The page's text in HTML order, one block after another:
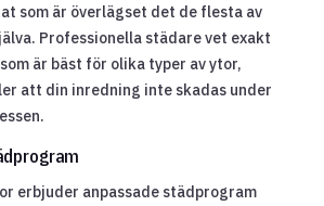
som är överlägset det de flesta av
Professionella städare vet exakt
är bäst för olika typer av ytor,
att din inredning inte skadas under
erbjuder anpassade städprogram